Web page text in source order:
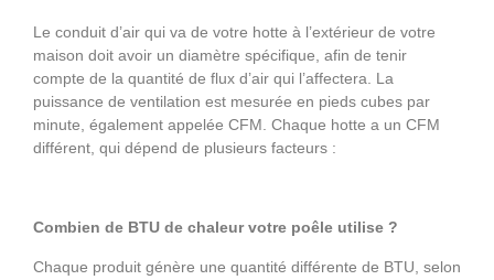
Le conduit d’air qui va de votre hotte à l’extérieur de votre
maison doit avoir un diamètre spécifique, afin de tenir
compte de la quantité de flux d’air qui l’affectera. La
puissance de ventilation est mesurée en pieds cubes par
minute, également appelée CFM. Chaque hotte a un CFM
différent, qui dépend de plusieurs facteurs :
Combien de BTU de chaleur votre poêle utilise ?
Chaque produit génère une quantité différente de BTU, selon